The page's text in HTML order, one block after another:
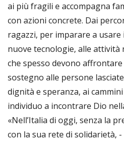
ai più fragili e accompagna
con azioni concrete. Dai
ragazzi, per imparare a
nuove tecnologie, alle attività
che spesso devono
sostegno alle persone
dignità e speranza, ai
individuo a incontrare Dio
«Nell’Italia di oggi, senza la
con la sua rete di solidarietà,